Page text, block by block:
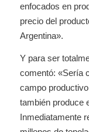
enfocados en
precio del
Argentina».
Y para ser
comentó: «Sería
campo
también produce
Inmediatamente